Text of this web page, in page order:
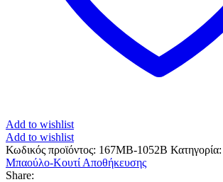
Add to wishlist
Add to wishlist
Κωδικός προϊόντος: 167MB-1052B Κατηγορία:
Μπαούλο-Κουτί Αποθήκευσης
Share: